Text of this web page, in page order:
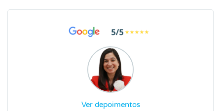
Ver depoimentos